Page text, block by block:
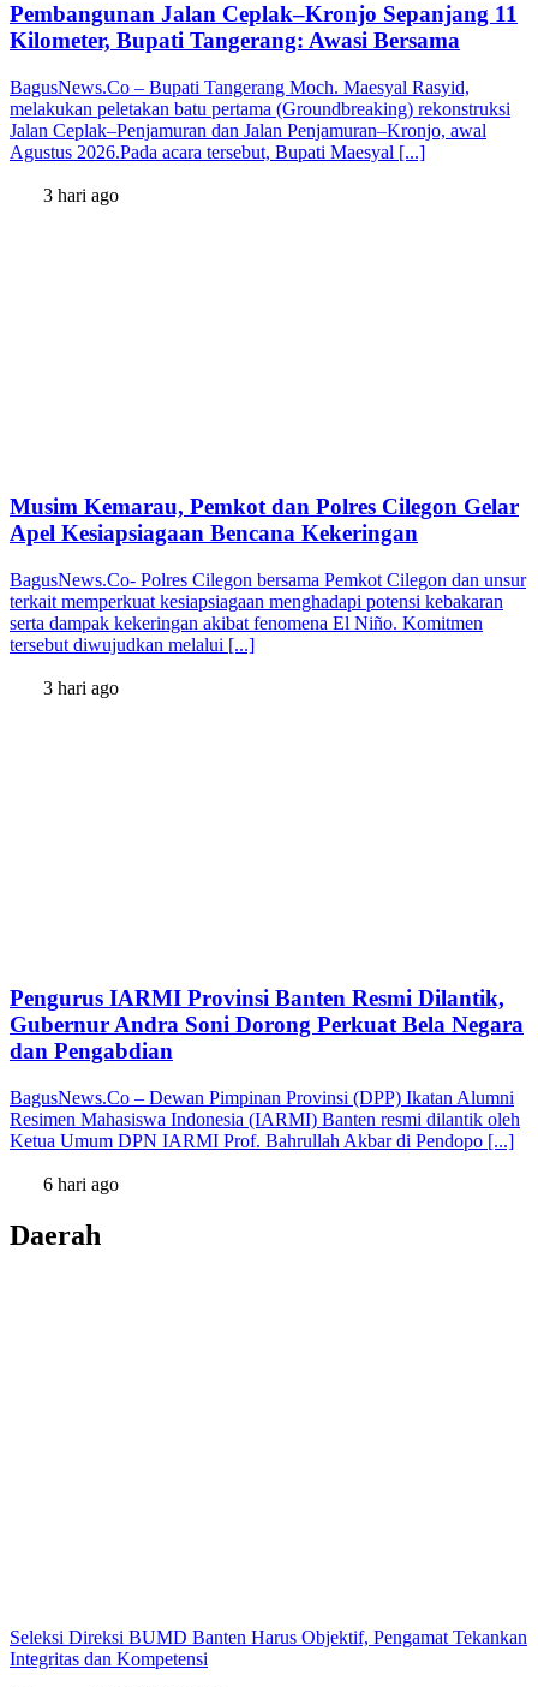
Pembangunan Jalan Ceplak–Kronjo Sepanjang 11
Kilometer, Bupati Tangerang: Awasi Bersama
BagusNews.Co – Bupati Tangerang Moch. Maesyal Rasyid,
melakukan peletakan batu pertama (Groundbreaking) rekonstruksi
Jalan Ceplak–Penjamuran dan Jalan Penjamuran–Kronjo, awal
Agustus 2026.Pada acara tersebut, Bupati Maesyal [...]
3 hari ago
Musim Kemarau, Pemkot dan Polres Cilegon Gelar
Apel Kesiapsiagaan Bencana Kekeringan
BagusNews.Co- Polres Cilegon bersama Pemkot Cilegon dan unsur
terkait memperkuat kesiapsiagaan menghadapi potensi kebakaran
serta dampak kekeringan akibat fenomena El Niño. Komitmen
tersebut diwujudkan melalui [...]
3 hari ago
Pengurus IARMI Provinsi Banten Resmi Dilantik,
Gubernur Andra Soni Dorong Perkuat Bela Negara
dan Pengabdian
BagusNews.Co – Dewan Pimpinan Provinsi (DPP) Ikatan Alumni
Resimen Mahasiswa Indonesia (IARMI) Banten resmi dilantik oleh
Ketua Umum DPN IARMI Prof. Bahrullah Akbar di Pendopo [...]
6 hari ago
Daerah
Seleksi Direksi BUMD Banten Harus Objektif, Pengamat Tekankan
Integritas dan Kompetensi